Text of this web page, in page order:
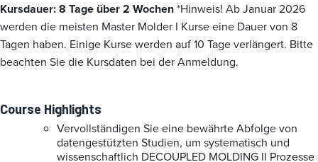
Kursdauer: 8 Tage über 2 Wochen*Hinweis! Ab Januar 2026
werden die meisten Master Molder I Kurse eine Dauer von 8
Tagen haben. Einige Kurse werden auf 10 Tage verlängert. Bitte
beachten Sie die Kursdaten bei der Anmeldung.
Course Highlights
Vervollständigen Sie eine bewährte Abfolge von
datengestützten Studien, um systematisch und
wissenschaftlich DECOUPLED MOLDING II Prozesse